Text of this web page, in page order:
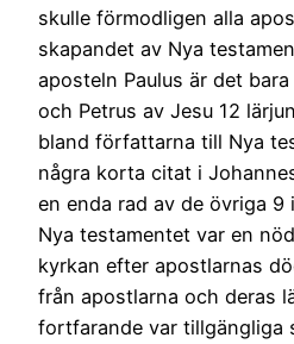
skulle förmodligen alla
skapandet av Nya
aposteln Paulus är det
och Petrus av Jesu 12
bland författarna till Nya
några korta citat i
en enda rad av de övriga 9
Nya testamentet var en
kyrkan efter apostlarnas
från apostlarna och deras
fortfarande var tillgängliga